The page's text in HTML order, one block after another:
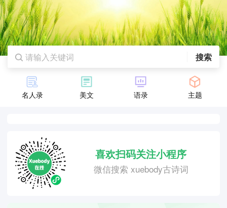
搜索
名人录 美文 语录 主题
喜欢扫码关注小程序
微信搜索 xuebody古诗词